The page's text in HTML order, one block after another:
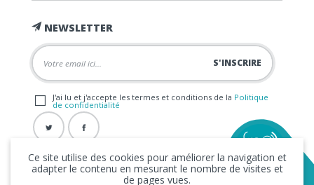
NEWSLETTER
J'ai lu et j'accepte les termes et conditions de la Politique
de confidentialité
Ce site utilise des cookies pour améliorer la navigation et
adapter le contenu en mesurant le nombre de visites et
de pages vues.